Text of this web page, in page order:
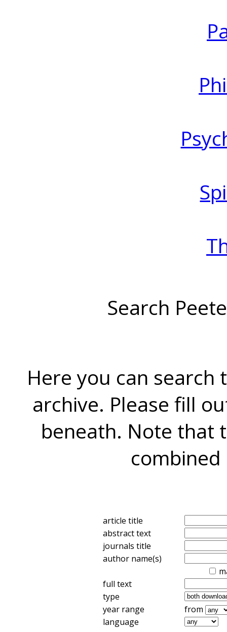
Search
Here you can search
archive. Please fill
beneath. Note that
combined
article title
abstract text
journals title
author name(s)
full text
type
year range
from
language